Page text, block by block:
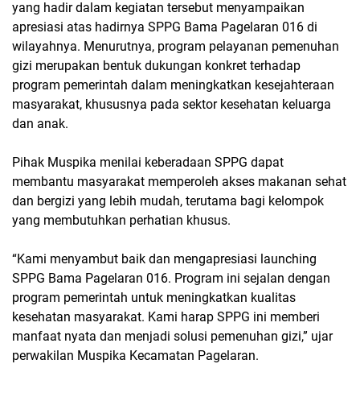
yang hadir dalam kegiatan tersebut menyampaikan
apresiasi atas hadirnya SPPG Bama Pagelaran 016 di
wilayahnya. Menurutnya, program pelayanan pemenuhan
gizi merupakan bentuk dukungan konkret terhadap
program pemerintah dalam meningkatkan kesejahteraan
masyarakat, khususnya pada sektor kesehatan keluarga
dan anak.
Pihak Muspika menilai keberadaan SPPG dapat
membantu masyarakat memperoleh akses makanan sehat
dan bergizi yang lebih mudah, terutama bagi kelompok
yang membutuhkan perhatian khusus.
“Kami menyambut baik dan mengapresiasi launching
SPPG Bama Pagelaran 016. Program ini sejalan dengan
program pemerintah untuk meningkatkan kualitas
kesehatan masyarakat. Kami harap SPPG ini memberi
manfaat nyata dan menjadi solusi pemenuhan gizi,” ujar
perwakilan Muspika Kecamatan Pagelaran.